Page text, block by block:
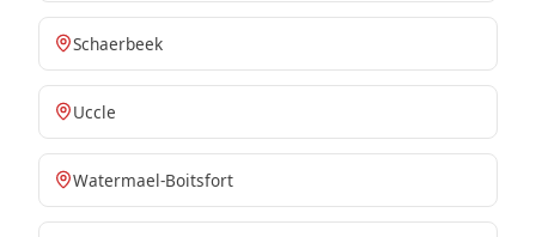
Schaerbeek
Uccle
Watermael-Boitsfort